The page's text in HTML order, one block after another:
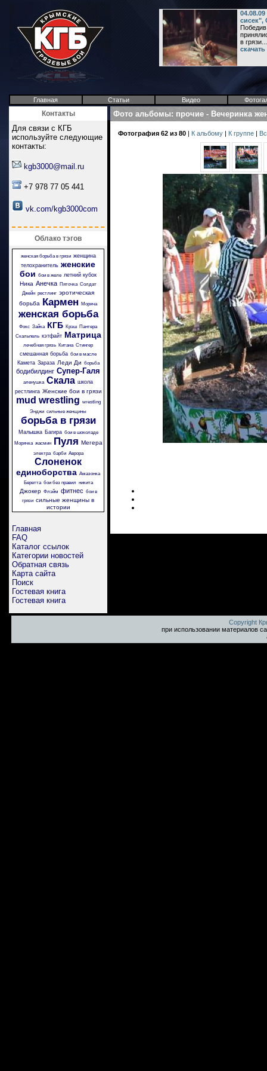
сисек",
Победив
в грязи...
Главная Статьи Видео
Контакты
Для связи с КГБ
используйте следующие
контакты:
kgb3000@mail.ru
+7 978 77 05 441
vk.com/kgb3000com
Облако тэгов
женская борьба в грязи женщина
телохранитель женские
бои бои в желе летний кубок
Ника Анечка Пяточка Солдат
Джейн рестлинг эротическая
борьба Кармен Моряча
женская борьба
Фокс Зайка КГБ Крэш Пантера
Скальпель кэтфайт Матрица
лечебная грязь Китана Стингер
смешанная борьба бои в масле
Камета Зараза Леди Ди борьба
бодибилдинг Супер-Галя
аленушка Скала школа
рестлинга Женские бои в грязи
mud wrestling wrestling
Энджи сильные женщины
борьба в грязи
Малышка Багира бои в шоколаде
Морячка жасмин Пуля Мегера
электра барби Аврора
Слоненок
единоборства Амазонка
Беретта бои без правил никита
Джокер Флэйм фитнес бои в
грязи сильные женщины в
истории
Главная
FAQ
Каталог ссылок
Категории новостей
Обратная связь
Карта сайта
Поиск
Гостевая книга
Гостевая книга
Фото альбомы: прочие - Вечеринка
Фотография 62 из 80 | К альбому | К группе |
Copyright
при использовании материалов